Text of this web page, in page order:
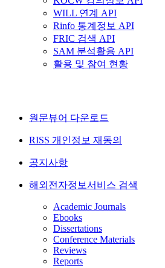
WILL 연계 API
Rinfo 통계정보 API
FRIC 검색 API
SAM 분석활용 API
활용 및 참여 현황
원문뷰어 다운로드
RISS 개인정보 재동의
공지사항
해외전자정보서비스 검색
Academic Journals
Ebooks
Dissertations
Conference Materials
Reviews
Reports